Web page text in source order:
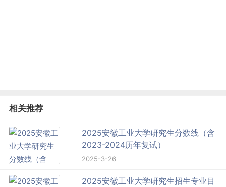
相关推荐
2025安徽工业大学研究生分数线（含
2023-2024历年复试）
2025-3-26
2025安徽工业大学研究生招生专业目